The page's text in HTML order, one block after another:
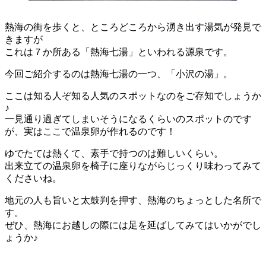
熱海の街を歩くと、ところどころから湧き出す湯気が発見で
きますが
これは７か所ある「熱海七湯」といわれる源泉です。
今回ご紹介するのは熱海七湯の一つ、「小沢の湯」。
ここは知る人ぞ知る人気のスポットなのをご存知でしょうか
♪
一見通り過ぎてしまいそうになるくらいのスポットのです
が、実はここで温泉卵が作れるのです！
ゆでたては熱くて、素手で持つのは難しいくらい。
出来立ての温泉卵を椅子に座りながらじっくり味わってみて
くださいね。
地元の人も旨いと太鼓判を押す、熱海のちょっとした名所で
す。
ぜひ、熱海にお越しの際には足を延ばしてみてはいかがでし
ょうか♪